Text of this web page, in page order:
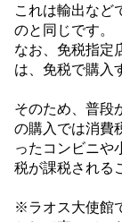
これは輸出など
のと同じです。
なお、免税指定
は、免税で購入
そのため、普段
の購入では消費
ったコンビニや
税が課税される
※ラオス大使館